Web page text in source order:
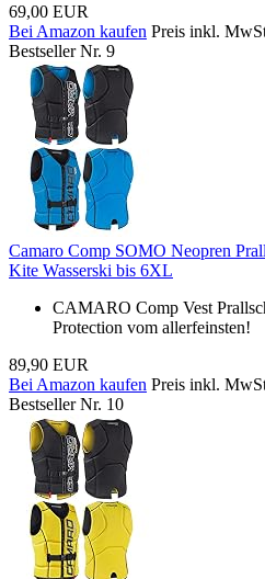
69,00 EUR
Bei Amazon kaufen Preis inkl.
Bestseller Nr. 9
Camaro Comp SOMO Neopren
Kite Wasserski bis 6XL
CAMARO Comp Vest
Protection vom allerfeinsten!
89,90 EUR
Bei Amazon kaufen Preis inkl.
Bestseller Nr. 10